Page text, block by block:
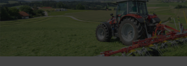
en los ajustes del navegador.